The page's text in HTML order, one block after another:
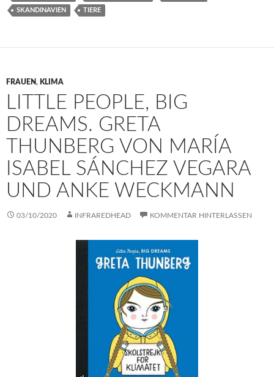
SKANDINAVIEN TIERE
FRAUEN, KLIMA
LITTLE PEOPLE, BIG
DREAMS. GRETA
THUNBERG VON MARÍA
ISABEL SÁNCHEZ VEGARA
UND ANKE WECKMANN
03/10/2020 INFRAREDHEAD KOMMENTAR HINTERLASSEN